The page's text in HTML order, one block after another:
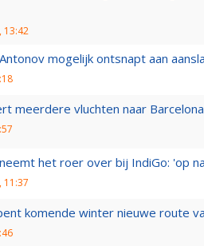
13:42
mogelijk ontsnapt aan
meerdere vluchten naar
het roer over bij IndiGo: 'op
11:37
komende winter nieuwe route